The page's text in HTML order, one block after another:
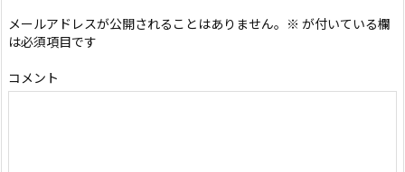
メールアドレスが公開されることはありません。 ※ が付いている欄
は必須項目です
コメント